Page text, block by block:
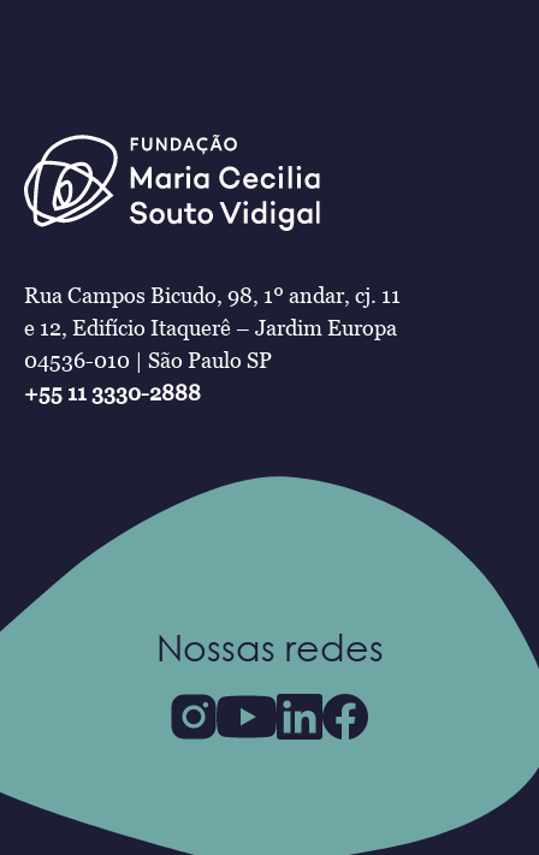
Rua Campos Bicudo, 98, 1º andar, cj. 11
e 12, Edifício Itaquerê – Jardim Europa
04536-010 | São Paulo SP
+55 11 3330-2888
Nossas redes